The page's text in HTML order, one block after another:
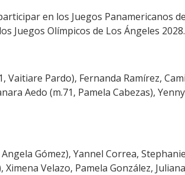
en los Juegos Panamericanos
Juegos Olímpicos de Los Ángeles 2028.
Vaitiare Pardo), Fernanda Ramírez,
Aedo (m.71, Pamela Cabezas),
Gómez), Yannel Correa,
Velazo, Pamela González,